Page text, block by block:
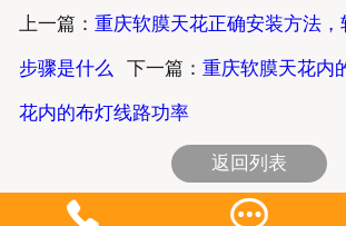
上一篇： 重庆软膜天花正确安装方法
步骤是什么 下一篇： 重庆软膜天花内
花内的布灯线路功率
返回列表
 